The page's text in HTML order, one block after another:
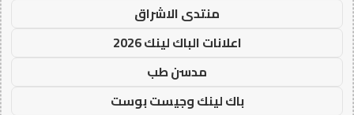
منتدى الاشراق
اعلانات الباك لينك 2026
مدسن طب
باك لينك وجيست بوست